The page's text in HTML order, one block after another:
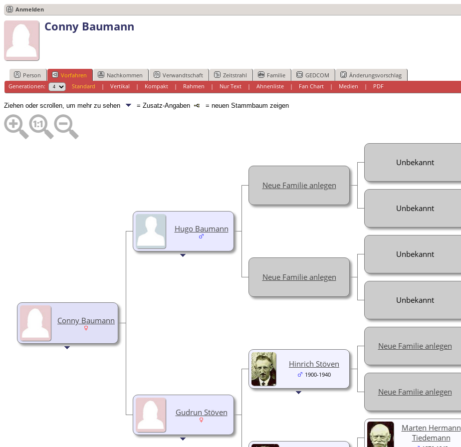
Anmelden
Conny Baumann
Person Vorfahren Nachkommen Verwandtschaft Zeitstrahl Familie GEDCOM
Änderungsvorschlag
Generationen:
Standard | Vertikal | Kompakt| Rahmen | Nur Text| Ahnenliste| Fan Chart| Medien | PDF
Ziehen oder scrollen, um mehr zu sehen = Zusatz-Angaben = neuen Stammbaum zeigen
Conny Baumann
Hugo Baumann
Neue Familie anlegen
Unbekannt
Unbekannt
Neue Familie anlegen
Unbekannt
Unbekannt
Gudrun Stöven
Hinrich Stöven
1900-1940
Neue Familie anlegen
Neue Familie anlegen
Marten Hermann
Tiedemann